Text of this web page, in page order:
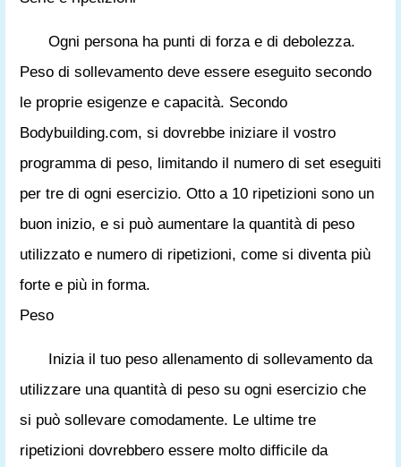
Ogni persona ha punti di forza e di debolezza.
Peso di sollevamento deve essere eseguito secondo
le proprie esigenze e capacità. Secondo
Bodybuilding.com, si dovrebbe iniziare il vostro
programma di peso, limitando il numero di set eseguiti
per tre di ogni esercizio. Otto a 10 ripetizioni sono un
buon inizio, e si può aumentare la quantità di peso
utilizzato e numero di ripetizioni, come si diventa più
forte e più in forma.
Peso
Inizia il tuo peso allenamento di sollevamento da
utilizzare una quantità di peso su ogni esercizio che
si può sollevare comodamente. Le ultime tre
ripetizioni dovrebbero essere molto difficile da